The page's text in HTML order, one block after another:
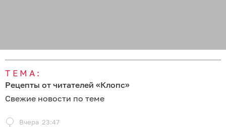
ТЕМА:
Рецепты от читателей «Клопс»
Свежие новости по теме
Вчера 23:47